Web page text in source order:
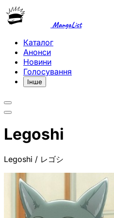
MangaList
Каталог
Анонси
Новини
Голосування
Інше
Legoshi
Legoshi / レゴシ